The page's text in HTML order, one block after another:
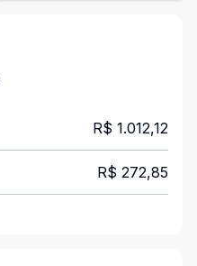
R$ 1.012,12
R$ 272,85